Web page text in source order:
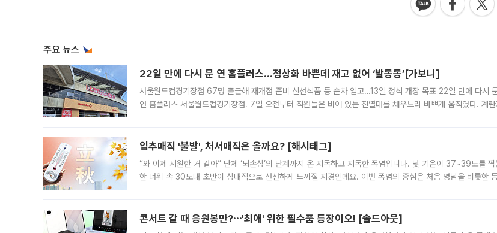
주요 뉴스
22일 만에 다시 문 연 홈플러스…정상화 바쁜데 재고 없어 ‘발동동’[가보니]
서울월드컵경기장점 67명 출근해 재개점 준비 신선식품 등 순차 입고…13일 정식 개장 목표 22일 만에 다시
연 홈플러스 서울월드컵경기장점. 7일 오전부터 직원들은 비어 있는 진열대를 채우느라 바쁘게 움직였다. 계
입추매직 '불발', 처서매직은 올까요? [해시태그]
“와 이제 시원한 거 같아” 단체 ‘뇌손상’의 단계까지 온 지독하고 지독한 폭염입니다. 낮 기온이 37~39도를
한 더위 속 30도대 초반이 상대적으로 선선하게 느껴질 지경인데요. 이번 폭염의 중심은 처음 영남을 비롯한
콘서트 갈 때 응원봉만?⋯'최애' 위한 필수품 등장이오! [솔드아웃]